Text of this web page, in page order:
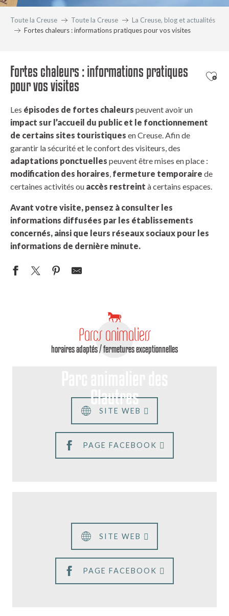
Toute la Creuse Toute la Creuse
La Creuse, blog et actualités
Fortes chaleurs : informations pratiques pour vos visites
Fortes chaleurs : informations pratiques
pour vos visites
Les épisodes de fortes chaleurs peuvent avoir un
impact sur l’accueil du public et le fonctionnement
de certains sites touristiques en Creuse. Afin de
garantir la sécurité et le confort des visiteurs, des
adaptations ponctuelles peuvent être mises en place :
modification des horaires, fermeture temporaire de
certaines activités ou accès restreint à certains espaces.
Avant votre visite, pensez à consulter les
informations diffusées par les établissements
concernés, ainsi que leurs réseaux sociaux pour les
informations de dernière minute.
Parcs animaliers
horaires adaptés / fermetures exceptionnelles
Clautres
SITE WEB
PAGE FACEBOOK
de Guéret
SITE WEB
PAGE FACEBOOK